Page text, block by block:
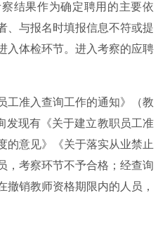
结果作为确定聘用的主要依
、与报名时填报信息不符或提
入体检环节。进入考察的应聘
工准入查询工作的通知》（教
发现有《关于建立教职员工准
的意见》《关于落实从业禁止
，考察环节不予合格；经查询
撤销教师资格期限内的人员，